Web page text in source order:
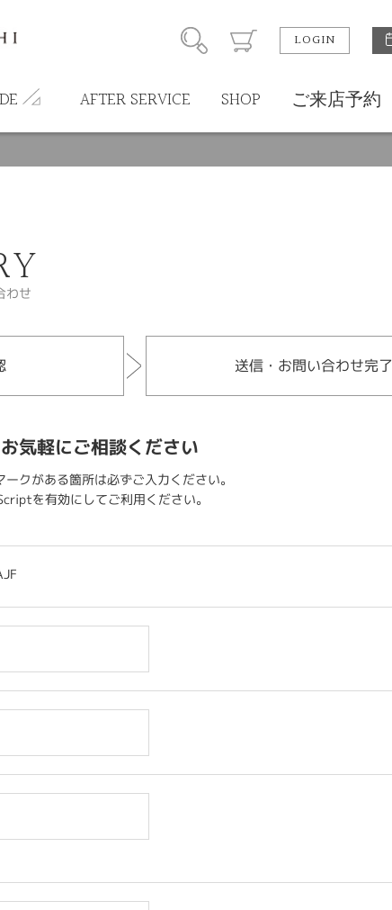
LOGIN
AFTER SERVICE SHOP ご来店予約
わせ
送信・お問い合わせ完了
気軽にご相談ください
クがある箇所は必ずご入力ください。
を有効にしてご利用ください。